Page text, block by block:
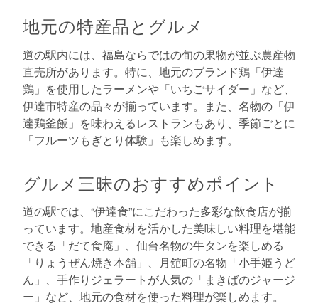
地元の特産品とグルメ
道の駅内には、福島ならではの旬の果物が並ぶ農産物
直売所があります。特に、地元のブランド鶏「伊達
鶏」を使用したラーメンや「いちごサイダー」など、
伊達市特産の品々が揃っています。また、名物の「伊
達鶏釜飯」を味わえるレストランもあり、季節ごとに
「フルーツもぎとり体験」も楽しめます。
グルメ三昧のおすすめポイント
道の駅では、“伊達食”にこだわった多彩な飲食店が揃
っています。地産食材を活かした美味しい料理を堪能
できる「だて食庵」、仙台名物の牛タンを楽しめる
「りょうぜん焼き本舗」、月舘町の名物「小手姫うど
ん」、手作りジェラートが人気の「まきばのジャージ
ー」など、地元の食材を使った料理が楽しめます。